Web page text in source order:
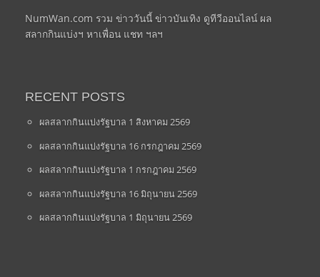
NumWan.com รวม ข่าววันนี้ ข่าวบันเทิง ดูทีวีออนไลน์ ผล
สลากกินแบ่งฯ หาเพื่อน แชท ฯลฯ
RECENT POSTS
ผลสลากกินแบ่งรัฐบาล 1 สิงหาคม 2569
ผลสลากกินแบ่งรัฐบาล 16 กรกฎาคม 2569
ผลสลากกินแบ่งรัฐบาล 1 กรกฎาคม 2569
ผลสลากกินแบ่งรัฐบาล 16 มิถุนายน 2569
ผลสลากกินแบ่งรัฐบาล 1 มิถุนายน 2569